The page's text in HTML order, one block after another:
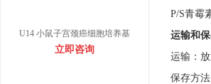
U14 小鼠子宫颈癌细胞培养基
立即咨询
P/S
运输和
运输：
保存方